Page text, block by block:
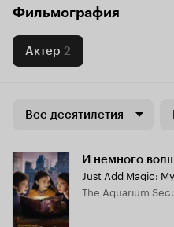
Фильмография
Актер 2
Все десятилетия
И немного
Just Add Magic:
The Aquarium